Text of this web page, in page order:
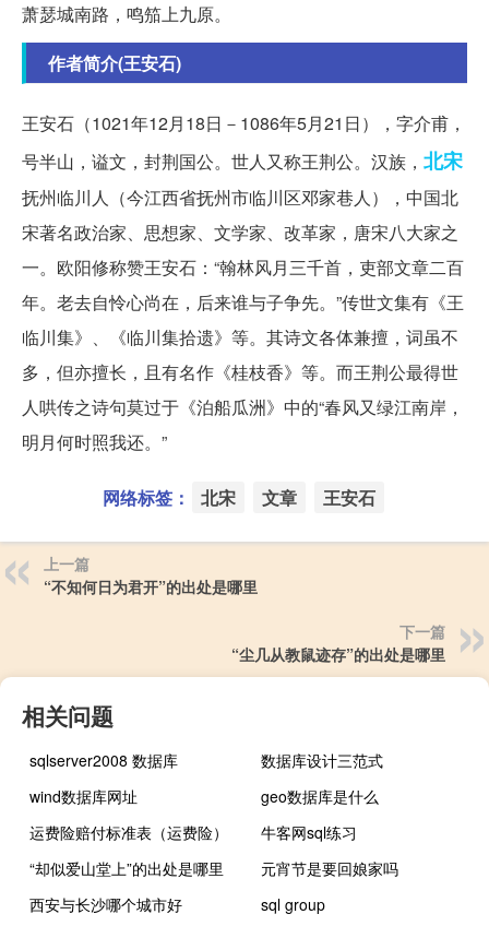
萧瑟城南路，鸣笳上九原。
作者简介(王安石)
王安石（1021年12月18日－1086年5月21日），字介甫，
号半山，谥文，封荆国公。世人又称王荆公。汉族， 北宋
抚州临川人（今江西省抚州市临川区邓家巷人），中国北
宋著名政治家、思想家、文学家、改革家，唐宋八大家之
一。欧阳修称赞王安石：“翰林风月三千首，吏部文章二百
年。老去自怜心尚在，后来谁与子争先。”传世文集有《王
临川集》、《临川集拾遗》等。其诗文各体兼擅，词虽不
多，但亦擅长，且有名作《桂枝香》等。而王荆公最得世
人哄传之诗句莫过于《泊船瓜洲》中的“春风又绿江南岸，
明月何时照我还。”
网络标签： 北宋 文章 王安石
上一篇
“不知何日为君开”的出处是哪里
下一篇
“尘几从教鼠迹存”的出处是哪里
相关问题
sqlserver2008 数据库
数据库设计三范式
wind数据库网址
geo数据库是什么
运费险赔付标准表（运费险）
牛客网sql练习
“却似爱山堂上”的出处是哪里
元宵节是要回娘家吗
西安与长沙哪个城市好
sql group